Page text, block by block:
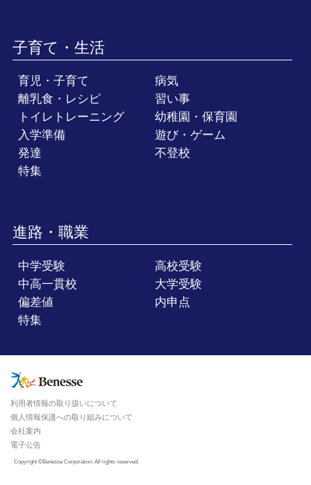
子育て・生活
育児・子育て
病気
離乳食・レシピ
習い事
トイレトレーニング
幼稚園・保育園
入学準備
遊び・ゲーム
発達
不登校
特集
進路・職業
中学受験
高校受験
中高一貫校
大学受験
偏差値
内申点
特集
Copyright ©Benesse Corporation. All rights reserved.
利用者情報の取り扱いについて
個人情報保護への取り組みについて
会社案内
電子公告